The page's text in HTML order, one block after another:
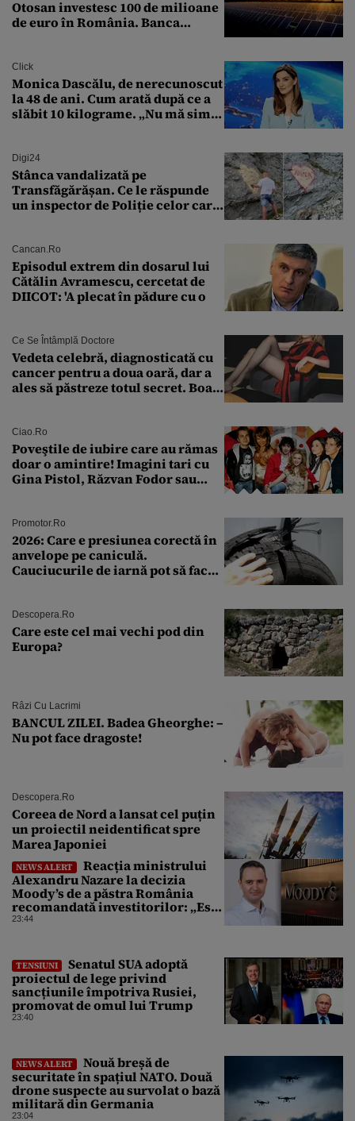
Otosan investesc 100 de milioane
de euro în România. Banca
Click
Monica Dascălu, de nerecunoscut
la 48 de ani. Cum arată după ce a
slăbit 10 kilograme. „Nu mă simt
Digi24
Stânca vandalizată pe
Transfăgărășan. Ce le răspunde
un inspector de Poliție celor care
Cancan.ro
Episodul extrem din dosarul lui
Cătălin Avramescu, cercetat de
DIICOT: 'A plecat în pădure cu o
Ce Se Întâmplă Doctore
Vedeta celebră, diagnosticată cu
cancer pentru a doua oară, dar a
ales să păstreze totul secret. Boala
Ciao.ro
Poveştile de iubire care au rămas
doar o amintire! Imagini tari cu
Gina Pistol, Răzvan Fodor sau
Promotor.ro
2026: Care e presiunea corectă în
anvelope pe caniculă.
Cauciucurile de iarnă pot să facă
Descopera.ro
Care este cel mai vechi pod din
Europa?
Râzi Cu Lacrimi
BANCUL ZILEI. Badea Gheorghe: –
Nu pot face dragoste!
Descopera.ro
Coreea de Nord a lansat cel puțin
un proiectil neidentificat spre
Marea Japoniei
NEWS ALERT
Reacția ministrului
Alexandru Nazare la decizia
Moody’s de a păstra România
recomandată investitorilor: „Este
un răgaz, dar în niciun caz un
23:44
TENSIUNI
Senatul SUA adoptă
proiectul de lege privind
sancțiunile împotriva Rusiei,
promovat de omul lui Trump
23:40
NEWS ALERT
Nouă breșă de
securitate în spațiul NATO. Două
drone suspecte au survolat o bază
militară din Germania
23:04